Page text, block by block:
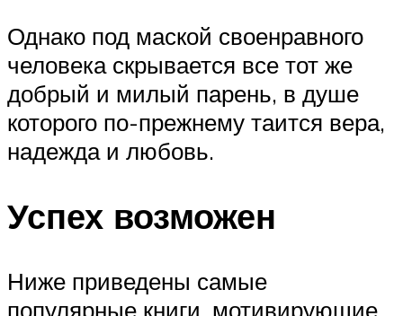
Однако под маской своенравного
человека скрывается все тот же
добрый и милый парень, в душе
которого по-прежнему таится вера,
надежда и любовь.
Успех возможен
Ниже приведены самые
популярные книги, мотивирующие